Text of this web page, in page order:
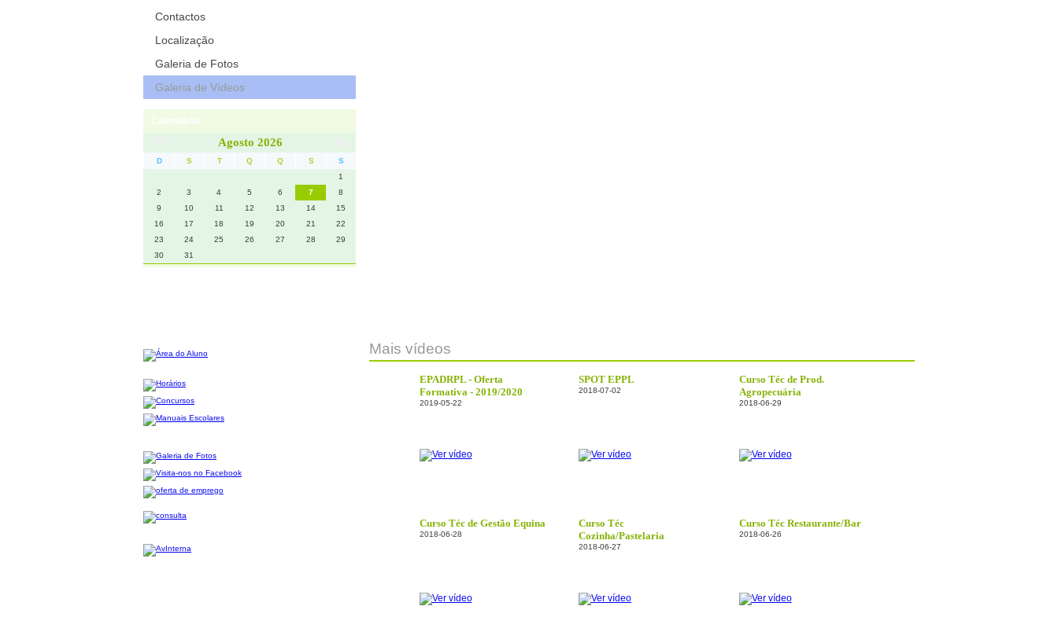
Contactos
Localização
Galeria de Fotos
Galeria de Vídeos
Calendário
Agosto 2026
D S T Q Q S
S
1
2
3 4 5 6 7
8
9
10 11 12 13 14
15
16
17 18 19 20 21
22
23
24 25 26 27 28
29
30
31
Mais vídeos
EPADRPL - Oferta
Formativa - 2019/2020
2019-05-22
SPOT EPPL
2018-07-02
Curso Téc de Prod.
Agropecuária
2018-06-29
Curso Téc de Gestão Equina
2018-06-28
Curso Téc
Cozinha/Pastelaria
2018-06-27
Curso Téc Restaurante/Bar
2018-06-26